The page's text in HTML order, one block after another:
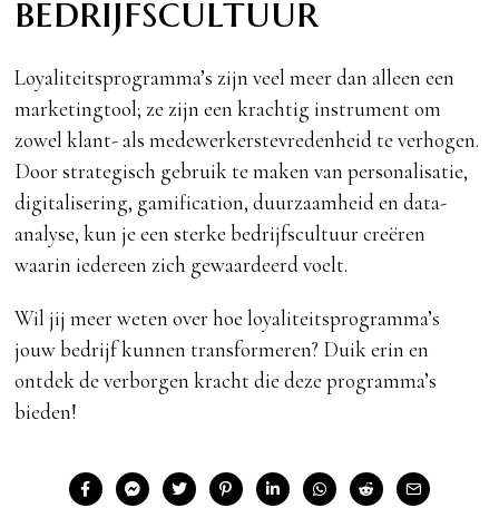
bedrijfscultuur
Loyaliteitsprogramma’s zijn veel meer dan alleen een
marketingtool; ze zijn een krachtig instrument om
zowel klant- als medewerkerstevredenheid te verhogen.
Door strategisch gebruik te maken van personalisatie,
digitalisering, gamification, duurzaamheid en data-
analyse, kun je een sterke bedrijfscultuur creëren
waarin iedereen zich gewaardeerd voelt.
Wil jij meer weten over hoe loyaliteitsprogramma’s
jouw bedrijf kunnen transformeren? Duik erin en
ontdek de verborgen kracht die deze programma’s
bieden!